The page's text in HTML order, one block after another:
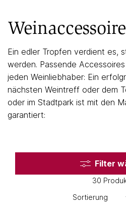
Ein edler Tropfen verdient es,
werden. Passende
jeden Weinliebhaber: Ein
nächsten Weintreff oder dem
oder im Stadtpark ist mit den
garantiert:
Filter
30